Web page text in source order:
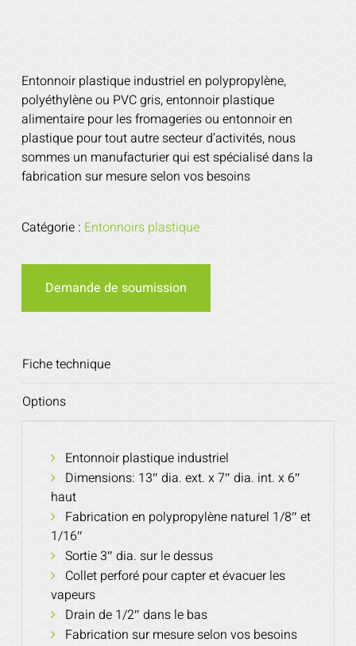
Entonnoir plastique industriel en polypropylène,
polyéthylène ou PVC gris, entonnoir plastique
alimentaire pour les fromageries ou entonnoir en
plastique pour tout autre secteur d’activités, nous
sommes un manufacturier qui est spécialisé dans la
fabrication sur mesure selon vos besoins
Catégorie : Entonnoirs plastique
Demande de soumission
Fiche technique
Options
Entonnoir plastique industriel
Dimensions: 13″ dia. ext. x 7″ dia. int. x 6″
haut
Fabrication en polypropylène naturel 1/8″ et
1/16″
Sortie 3″ dia. sur le dessus
Collet perforé pour capter et évacuer les
vapeurs
Drain de 1/2″ dans le bas
Fabrication sur mesure selon vos besoins